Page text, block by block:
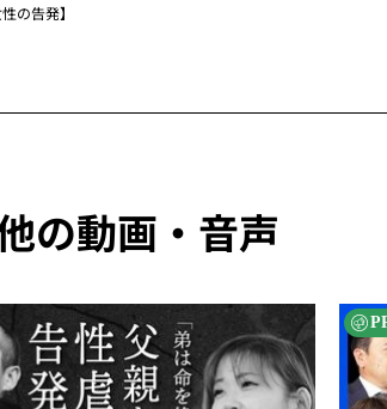
の告発】
の動画・音声